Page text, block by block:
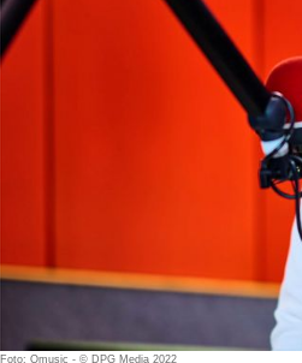
Foto: Qmusic - © DPG Media 2022